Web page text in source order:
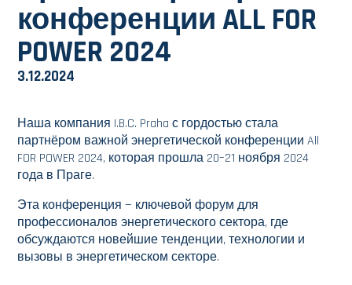
конференции ALL FOR
POWER 2024
3.12.2024
Наша компания I.B.C. Praha с гордостью стала
партнёром важной энергетической конференции All
FOR POWER 2024, которая прошла 20–21 ноября 2024
года в Праге.
Эта конференция — ключевой форум для
профессионалов энергетического сектора, где
обсуждаются новейшие тенденции, технологии и
вызовы в энергетическом секторе.